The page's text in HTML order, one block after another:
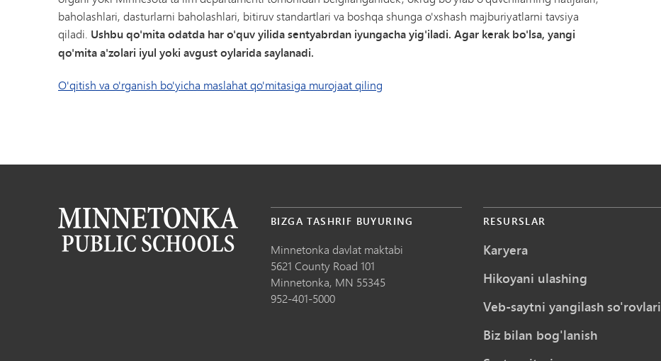
baholashlari, dasturlarni baholashlari, bitiruv standartlari va boshqa shunga o'xshash majburiyatlarni tavsiya
qiladi. Ushbu qo'mita odatda har o'quv yilida sentyabrdan iyungacha yig'iladi. Agar kerak bo'lsa, yangi
qo'mita a'zolari iyul yoki avgust oylarida saylanadi.
O'qitish va o'rganish bo'yicha maslahat qo'mitasiga murojaat qiling
BIZGA TASHRIF BUYURING
Minnetonka davlat maktabi
5621 County Road 101
Minnetonka, MN 55345
952-401-5000
RESURSLAR
Karyera
Hikoyani ulashing
Veb-saytni yangilash so'rovlari
Biz bilan bog'lanish